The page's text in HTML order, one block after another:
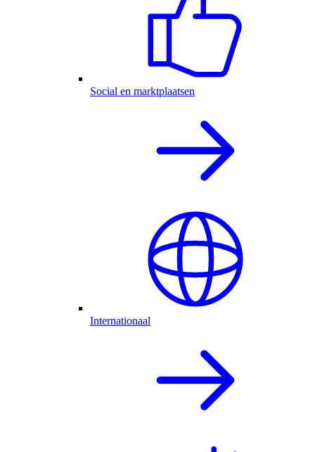
Social en marktplaatsen
Internationaal